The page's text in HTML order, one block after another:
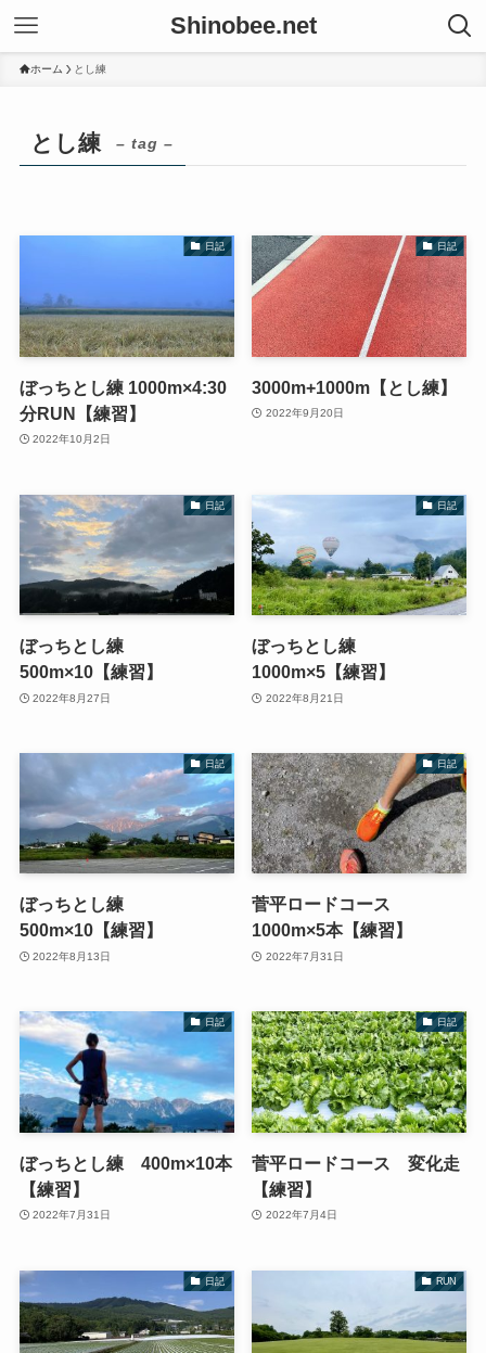
Shinobee.net
ホーム とし練
とし練 – tag –
日記
ぼっちとし練 1000m×4:30
分RUN【練習】
2022年10月2日
日記
3000m+1000m【とし練】
2022年9月20日
日記
ぼっちとし練
500m×10【練習】
2022年8月27日
日記
ぼっちとし練
1000m×5【練習】
2022年8月21日
日記
ぼっちとし練
500m×10【練習】
2022年8月13日
日記
菅平ロードコース
1000m×5本【練習】
2022年7月31日
日記
ぼっちとし練 400m×10本
【練習】
2022年7月31日
日記
菅平ロードコース 変化走
【練習】
2022年7月4日
日記 RUN